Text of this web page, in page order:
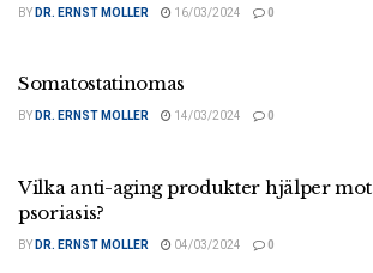
BY DR. ERNST MOLLER 16/03/2024 0
Somatostatinomas
BY DR. ERNST MOLLER 14/03/2024 0
Vilka anti-aging produkter hjälper mot
psoriasis?
BY DR. ERNST MOLLER 04/03/2024 0